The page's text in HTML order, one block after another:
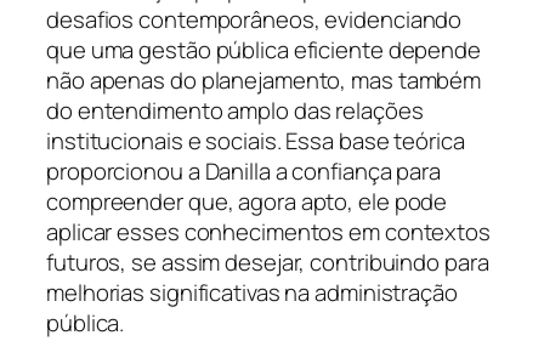
desafios contemporâneos, evidenciando
que uma gestão pública eficiente depende
não apenas do planejamento, mas também
do entendimento amplo das relações
institucionais e sociais. Essa base teórica
proporcionou a Danilla a confiança para
compreender que, agora apto, ele pode
aplicar esses conhecimentos em contextos
futuros, se assim desejar, contribuindo para
melhorias significativas na administração
pública.